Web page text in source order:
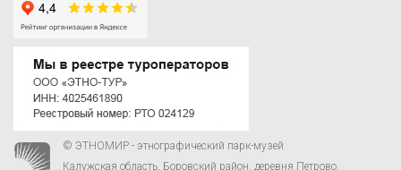
© ЭТНОМИР - этнографический парк-музей
Калужская область, Боровский район, деревня Петрово.